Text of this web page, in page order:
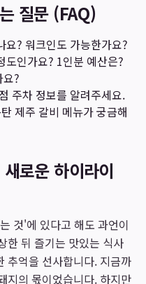
질문 (FAQ)
요? 워크인도 가능한가요?
도인가요? 1인분 예산은?
?
주차 정보를 알려주세요.
제주 갈비 메뉴가 궁금해
로운 하이라이
것'에 있다고 해도 과언이
한 뒤 즐기는 맛있는 식사
추억을 선사합니다. 지금까
지의 몫이었습니다. 하지만